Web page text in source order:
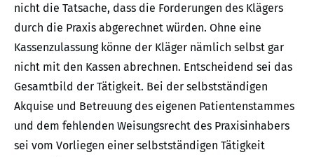
nicht die Tatsache, dass die Forderungen des Klägers
durch die Praxis abgerechnet würden. Ohne eine
Kassenzulassung könne der Kläger nämlich selbst gar
nicht mit den Kassen abrechnen. Entscheidend sei das
Gesamtbild der Tätigkeit. Bei der selbstständigen
Akquise und Betreuung des eigenen Patientenstammes
und dem fehlenden Weisungsrecht des Praxisinhabers
sei vom Vorliegen einer selbstständigen Tätigkeit